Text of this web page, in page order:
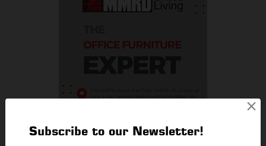
×
Subscribe to our Newsletter!